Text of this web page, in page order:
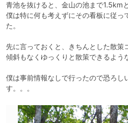
青池を抜けると、金山の池まで1.5km
僕は特に何も考えずにその看板に従っ
た。
先に言っておくと、きちんとした散策
傾斜もなくゆっくりと散策できるよう
僕は事前情報なしで行ったので恐ろし
す。。。